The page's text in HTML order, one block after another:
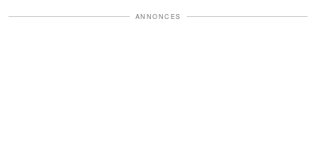
ANNONCES